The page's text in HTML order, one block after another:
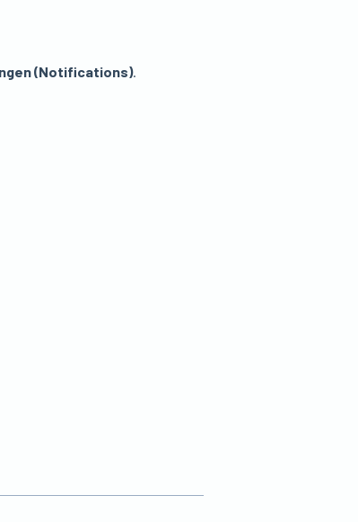
(Notifications).